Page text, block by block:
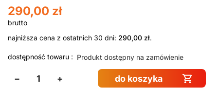
290,00 zł
najniższa cena z ostatnich 30 dni: 290,00 zł.
dostępność towaru : Produkt dostępny na zamówienie
− + do koszyka